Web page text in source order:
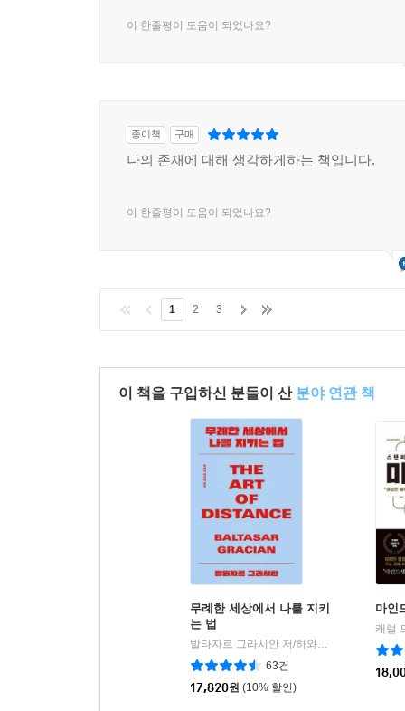
이 한줄평이 도움이 되었나요?
종이책 구매
나의 존재에 대해 생각하게하는 책입니다.
이 한줄평이 도움이 되었나요?
1 2 3
이 책을 구입하신 분들이 산 분야 연관 책
무례한 세상에서 나를 지키
는 법
발타자르 그라시안 저/하와이 대저택 편저 |
63건
17,820원 (10% 할인)
마인
캐럴